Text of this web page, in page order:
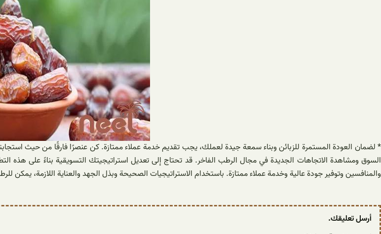
السوق ومشاهدة الاتجاهات الجديدة في مجال الرطب الفاخر. قد تحتاج إلى تعديل استراتيجيتك التسويقية بناءً على هذه
والمنافسين وتوفير جودة عالية وخدمة عملاء ممتازة. باستخدام الاستراتيجيات الصحيحة وبذل الجهد والعناية اللازمة، يمكن
أرسل تعليقك.